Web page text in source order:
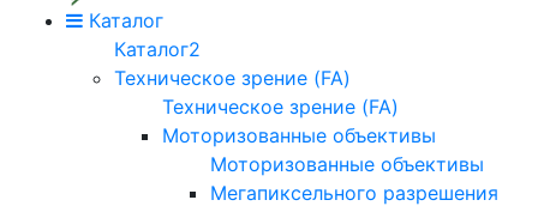
Каталог
Каталог2
Техническое зрение (FA)
Техническое зрение (FA)
Моторизованные объективы
Моторизованные объективы
Мегапиксельного разрешения